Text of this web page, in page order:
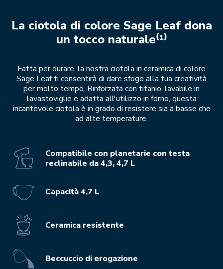
La ciotola di colore Sage Leaf dona
un tocco naturale⁽¹⁾
Fatta per durare, la nostra ciotola in ceramica di colore
Sage Leaf ti consentirà di dare sfogo alla tua creatività
per molto tempo. Rinforzata con titanio, lavabile in
lavastoviglie e adatta all'utilizzo in forno, questa
incantevole ciotola è in grado di resistere sia a basse che
ad alte temperature.
Compatibile con planetarie con testa
reclinabile da 4,3, 4,7 L
Capacità 4,7 L
Ceramica resistente
Beccuccio di erogazione